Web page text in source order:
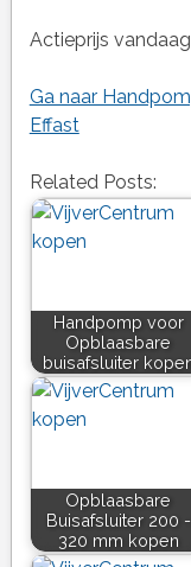
Actieprijs
Ga naar
Effast
Related Posts:
Handpomp voor
Opblaasbare
buisafsluiter
Opblaasbare
Buisafsluiter 200 -
320 mm kopen